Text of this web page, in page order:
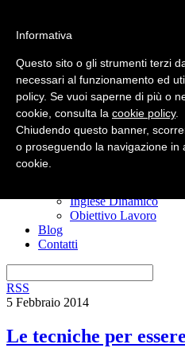
Home
Nuovo? Inizia qui
Risorse gratuite
Il manuale anti
Inglese Dinamico
Obiettivo Lavoro
Blog
Contatti
RSS
5 Febbraio 2014
Le tecniche per
Informativa
Questo sito o gli strumenti terzi
necessari al funzionamento ed
policy. Se vuoi saperne di più o
cookie, consulta la cookie policy.
Chiudendo questo banner,
o proseguendo la navigazione in
cookie.